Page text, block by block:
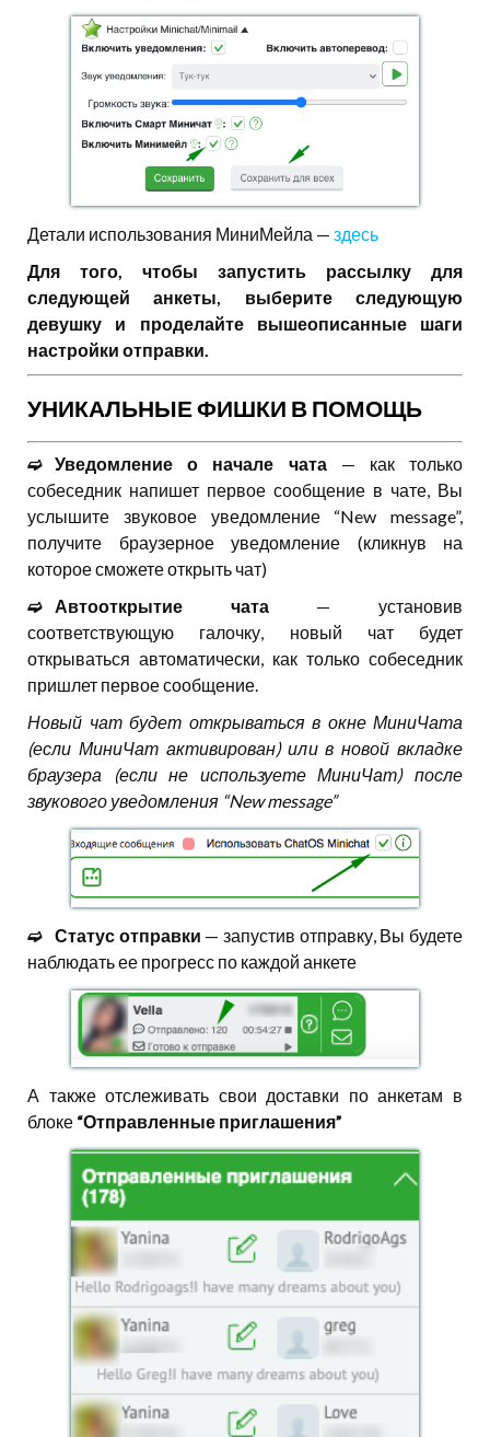
Детали использования МиниМейла — здесь
Для того, чтобы запустить рассылку для
следующей анкеты, выберите следующую
девушку и проделайте вышеописанные шаги
настройки отправки.
УНИКАЛЬНЫЕ ФИШКИ В ПОМОЩЬ
➫⠀Уведомление о начале чата — как только
собеседник напишет первое сообщение в чате, Вы
услышите звуковое уведомление “New message”,
получите браузерное уведомление (кликнув на
которое сможете открыть чат)
➫⠀Автооткрытие чата — установив
соответствующую галочку, новый чат будет
открываться автоматически, как только собеседник
пришлет первое сообщение.
Новый чат будет открываться в окне МиниЧата
(если МиниЧат активирован) или в новой вкладке
браузера (если не используете МиниЧат) после
звукового уведомления “New message”
➫⠀Статус отправки — запустив отправку, Вы будете
наблюдать ее прогресс по каждой анкете
А также отслеживать свои доставки по анкетам в
блоке “Отправленные приглашения”